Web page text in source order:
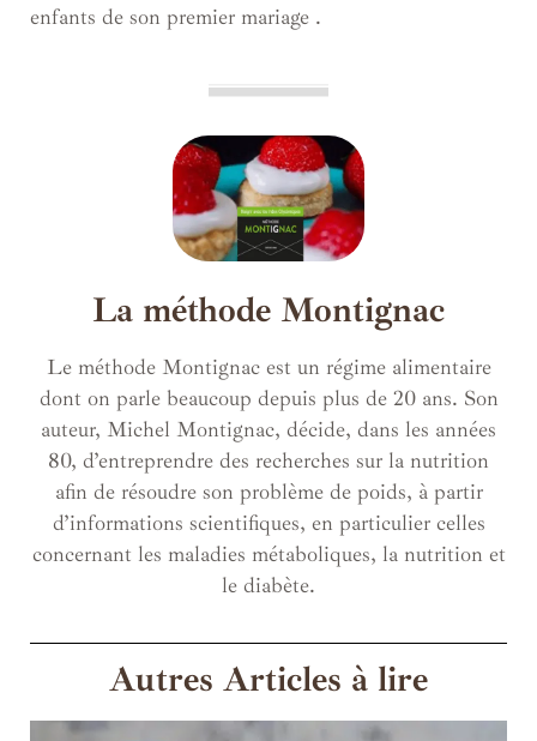
enfants de son premier mariage .
La méthode Montignac
Le méthode Montignac est un régime alimentaire
dont on parle beaucoup depuis plus de 20 ans. Son
auteur, Michel Montignac, décide, dans les années
80, d’entreprendre des recherches sur la nutrition
afin de résoudre son problème de poids, à partir
d’informations scientifiques, en particulier celles
concernant les maladies métaboliques, la nutrition et
le diabète.
Autres Articles à lire